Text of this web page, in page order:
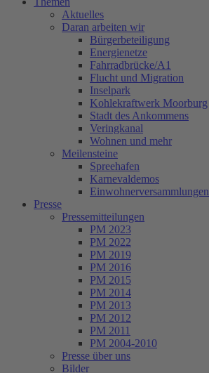
Aktuelles
Daran arbeiten wir
Bürgerbeteiligung
Energienetze
Fahrradbrücke/A1
Flucht und Migration
Inselpark
Kohlekraftwerk Moorburg
Stadt des Ankommens
Veringkanal
Wohnen und mehr
Meilensteine
Spreehafen
Karnevaldemos
Einwohnerversammlungen
Presse
Pressemitteilungen
PM 2023
PM 2022
PM 2019
PM 2016
PM 2015
PM 2014
PM 2013
PM 2012
PM 2011
PM 2004-2010
Presse über uns
Bilder